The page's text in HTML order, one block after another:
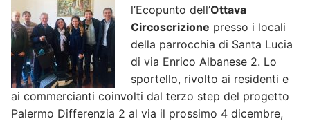
l’Ecopunto dell’Ottava
Circoscrizione presso i locali
della parrocchia di Santa Lucia
di via Enrico Albanese 2. Lo
sportello, rivolto ai residenti e
ai commercianti coinvolti dal terzo step del progetto
Palermo Differenzia 2 al via il prossimo 4 dicembre,